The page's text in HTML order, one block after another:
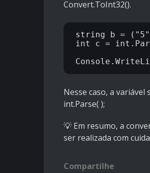
Convert.ToInt32().
string b =
int c =
Nesse caso, a variável
int.Parse( );
💡 Em resumo, a
ser realizada com
Compartilhe